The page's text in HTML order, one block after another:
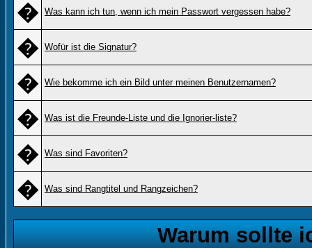
� Was kann ich tun, wenn ich mein Passwort vergessen habe?
� Wofür ist die Signatur?
� Wie bekomme ich ein Bild unter meinen Benutzernamen?
� Was ist die Freunde-Liste und die Ignorier-liste?
� Was sind Favoriten?
� Was sind Rangtitel und Rangzeichen?
Warum sollte